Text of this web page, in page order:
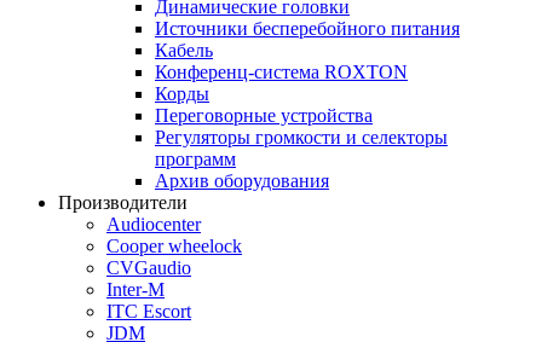
Динамические головки
Источники бесперебойного питания
Кабель
Конференц-система ROXTON
Корды
Переговорные устройства
Регуляторы громкости и селекторы
программ
Архив оборудования
Производители
Audiocenter
Cooper wheelock
CVGaudio
Inter-M
ITC Escort
JDM